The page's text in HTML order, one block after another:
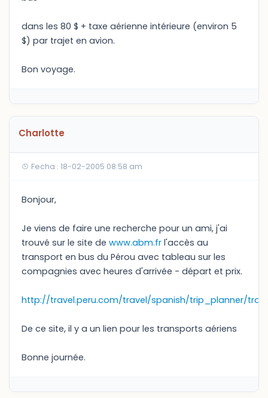
dans les 80 $ + taxe aérienne intérieure (environ 5
$) par trajet en avion.
Bon voyage.
Charlotte
Fecha : 18-02-2005 08:58 am
Bonjour,
Je viens de faire une recherche pour un ami, j'ai
trouvé sur le site de www.abm.fr l'accès au
transport en bus du Pérou avec tableau sur les
compagnies avec heures d'arrivée - départ et prix.
http://travel.peru.com/travel/spanish/trip_planner/
De ce site, il y a un lien pour les transports aériens
Bonne journée.